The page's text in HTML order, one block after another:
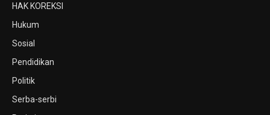
HAK KOREKSI
Hukum
Sosial
Pendidikan
Politik
Serba-serbi